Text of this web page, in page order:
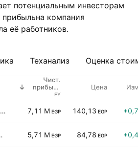
потенциальным инвесторам
прибыльна компания
её работников.
Теханализ Оценка
Чист.
прибыль
на
FY
Цена
Commercial International Bank - Egypt (CIB) S.A.E. 7,11 M EGP 140,13 EGP
Bank 5,71 M EGP 84,78 EGP